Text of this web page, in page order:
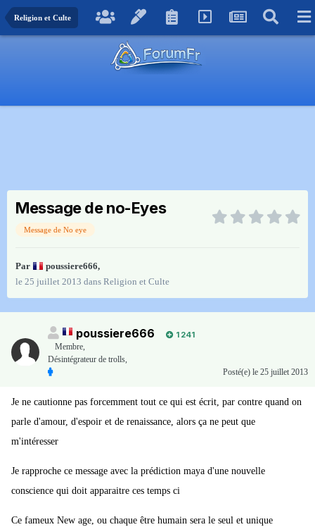
Religion et Culte
Message de no-Eyes
Message de No eye
Par poussiere666,
le 25 juillet 2013 dans Religion et Culte
poussiere666
1 241
Membre,
Désintégrateur de trolls,
Posté(e) le 25 juillet 2013
Je ne cautionne pas forcemment tout ce qui est écrit, par contre quand on
parle d'amour, d'espoir et de renaissance, alors ça ne peut que
m'intéresser
Je rapproche ce message avec la prédiction maya d'une nouvelle
conscience qui doit apparaitre ces temps ci
Ce fameux New age, ou chaque être humain sera le seul et unique